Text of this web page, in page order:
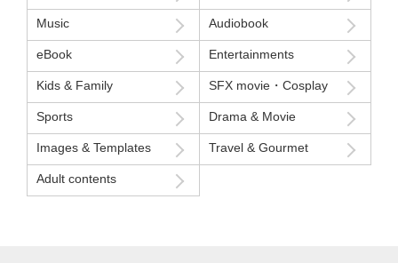
Music Audiobook
eBook Entertainments
Kids & Family SFX movie・Cosplay
Sports Drama & Movie
Images & Templates Travel & Gourmet
Adult contents